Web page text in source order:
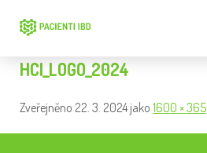
HCI_LOGO_2024
Zveřejněno 22. 3. 2024 jako 1600 × 365